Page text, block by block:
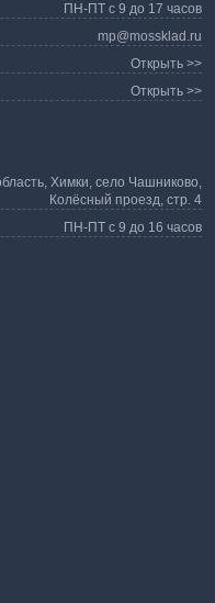
ПН-ПТ с 9 до 17 часов
mp@mossklad.ru
Открыть >>
Открыть >>
Химки, село Чашниково,
Колёсный проезд, стр. 4
ПН-ПТ с 9 до 16 часов